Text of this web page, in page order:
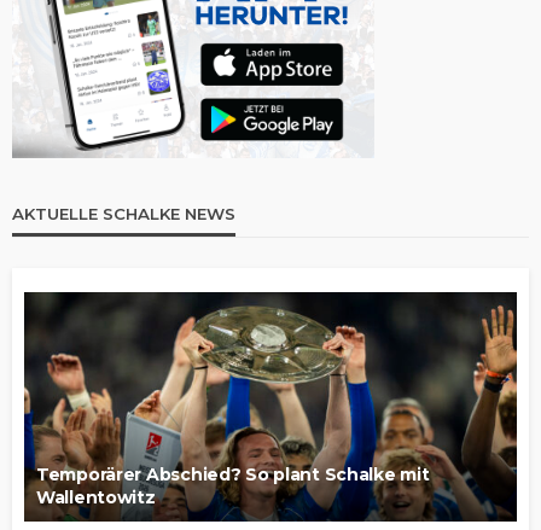
AKTUELLE SCHALKE NEWS
Temporärer Abschied? So plant Schalke mit
Wallentowitz